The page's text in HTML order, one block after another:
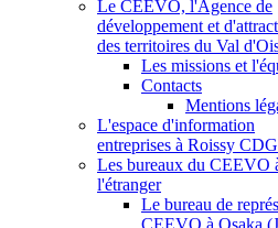
Le CEEVO, l'Agence de
développement et
des territoires du Val
Les missions et
Contacts
Mentions
L'espace d'information
entreprises à Roissy CDG
Les bureaux du CEEVO
l'étranger
Le bureau de
CEEVO à Osaka